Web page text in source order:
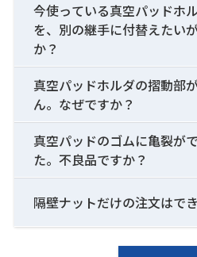
今使っている真空パッドホ
を、別の継手に付替えたい
か？
真空パッドホルダの摺動部
ん。なぜですか？
真空パッドのゴムに亀裂が
た。不良品ですか？
隔壁ナットだけの注文はで